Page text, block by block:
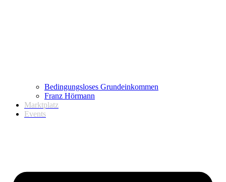
Bedingungsloses Grundeinkommen
Franz Hörmann
Marktplatz
Events